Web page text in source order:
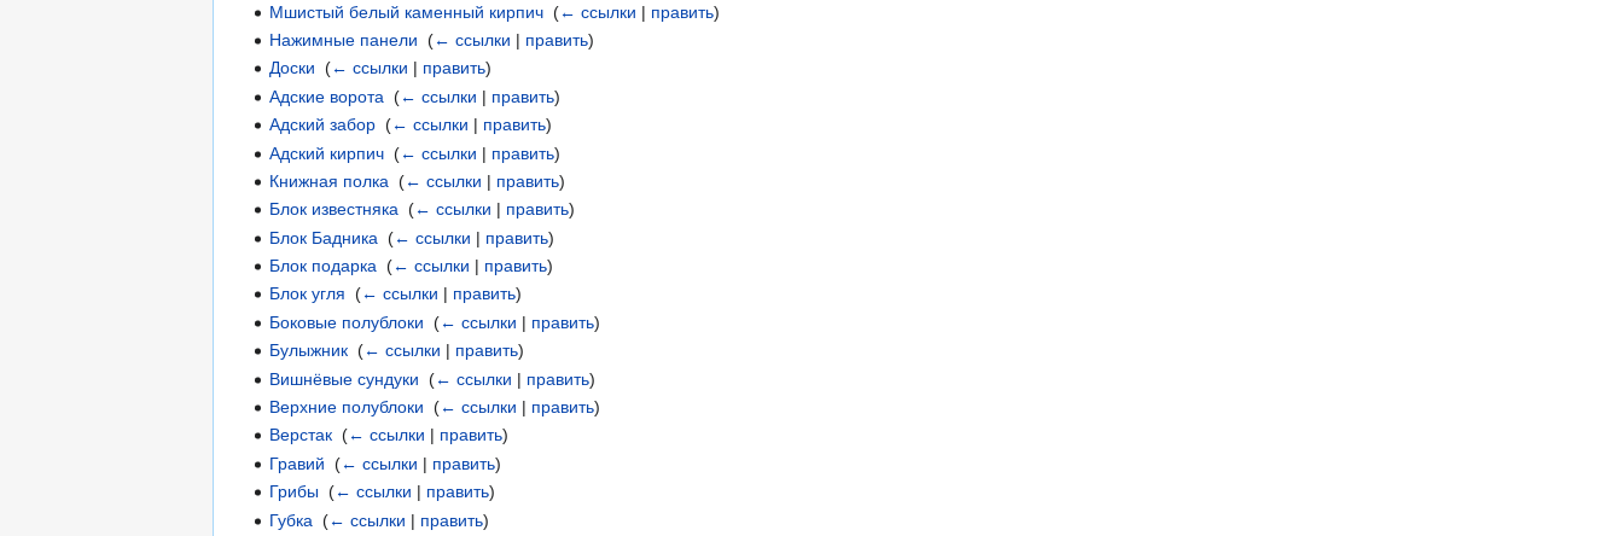
Мшистый белый каменный кирпич ‎(← ссылки | править)
Нажимные панели ‎(← ссылки | править)
Доски ‎(← ссылки | править)
Адские ворота ‎(← ссылки | править)
Адский забор ‎(← ссылки | править)
Адский кирпич ‎(← ссылки | править)
Книжная полка ‎(← ссылки | править)
Блок известняка ‎(← ссылки | править)
Блок Бадника ‎(← ссылки | править)
Блок подарка ‎(← ссылки | править)
Блок угля ‎(← ссылки | править)
Боковые полублоки ‎(← ссылки | править)
Булыжник ‎(← ссылки | править)
Вишнёвые сундуки ‎(← ссылки | править)
Верхние полублоки ‎(← ссылки | править)
Верстак ‎(← ссылки | править)
Гравий ‎(← ссылки | править)
Грибы ‎(← ссылки | править)
Губка ‎(← ссылки | править)